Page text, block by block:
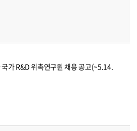
가 R&D 위촉연구원 채용 공고(~5.14.